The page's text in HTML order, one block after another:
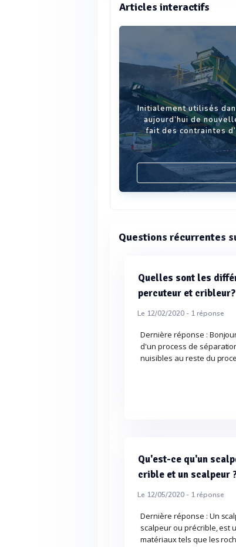
Articles interactifs
Initialement utilisés
aujourd’hui de
fait des contraintes
Questions récurrentes
Quelles sont les
percuteur et cribleur?
Le 12/02/2020 - 1réponse
Dernière réponse :
d'un process de
nuisibles au reste du
Qu'est-ce qu'un
crible et un scalpeur
Le 12/05/2020 - 1réponse
Dernière réponse : Un
scalpeur ou précrible, est
matériaux tels que les